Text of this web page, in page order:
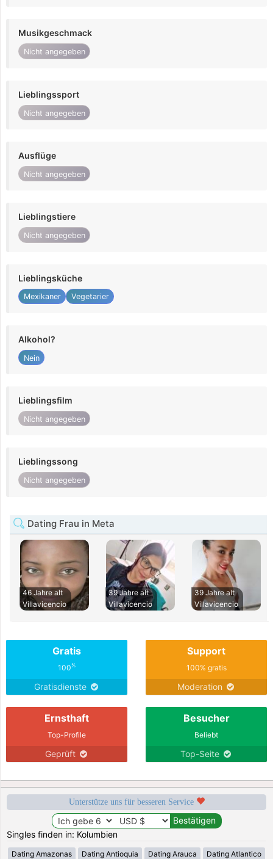
Musikgeschmack
Nicht angegeben
Lieblingssport
Nicht angegeben
Ausflüge
Nicht angegeben
Lieblingstiere
Nicht angegeben
Lieblingsküche
Mexikaner Vegetarier
Alkohol?
Nein
Lieblingsfilm
Nicht angegeben
Lieblingssong
Nicht angegeben
Dating Frau in Meta
46 Jahre alt
Villavicencio
39 Jahre alt
Villavicencio
39 Jahre alt
Villavicencio
Gratis
100%
Gratisdienste
Support
100% gratis
Moderation
Ernsthaft
Top-Profile
Geprüft
Besucher
Beliebt
Top-Seite
Unterstütze uns für besseren Service
Singles finden in: Kolumbien
Dating Amazonas Dating Antioquia Dating Arauca Dating Atlantico